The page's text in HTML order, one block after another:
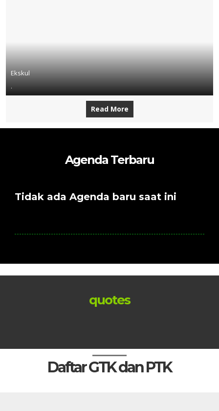
Ekskul
.
Read More
Agenda Terbaru
Tidak ada Agenda baru saat ini
quotes
Daftar GTK dan PTK